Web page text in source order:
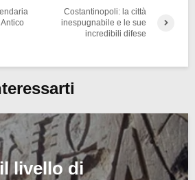
Costantinopoli: la città
inespugnabile e le sue
incredibili difese
livello di